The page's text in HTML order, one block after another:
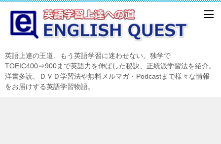
英語上達の王道、もう英語学習に迷わせない。独学で
TOEIC400⇒900まで英語力を伸ばした秘訣、正統派学習法を紹介。
洋書多読、ＤＶＤ学習法や無料メルマガ・Podcastまで様々な情報
をお届けする英語学習物語。